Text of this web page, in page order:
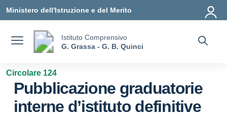
Ministero dell'Istruzione e del Merito
Istituto Comprensivo
G. Grassa - G. B. Quinci
Circolare 124
Pubblicazione graduatorie
interne d’istituto definitive